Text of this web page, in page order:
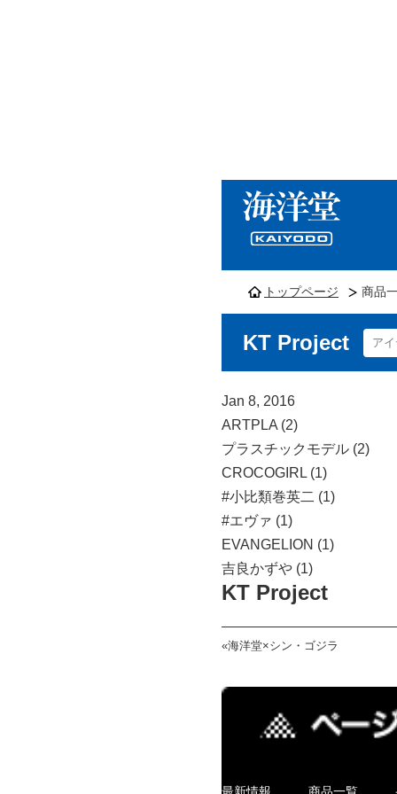
トップページ 商品
KT Project
Jan 8, 2016
ARTPLA (2)
プラスチックモデル (2)
CROCOGIRL (1)
#小比類巻英二 (1)
#エヴァ (1)
EVANGELION (1)
吉良かずや (1)
KT Project
«海洋堂×シン・ゴジラ